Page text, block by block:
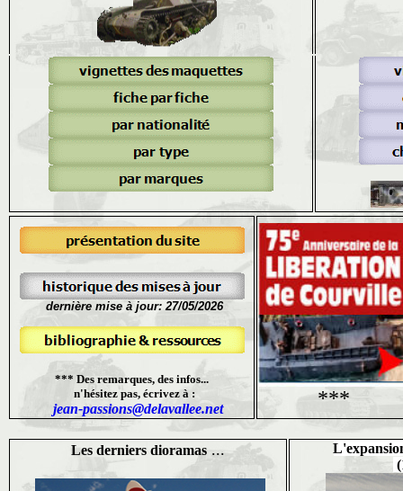
dernière mise à jour: 27/05/2026
*** Des remarques, des infos...
n'hésitez pas, écrivez à :
jean-passions@delavallee.net ***
Les derniers dioramas ...